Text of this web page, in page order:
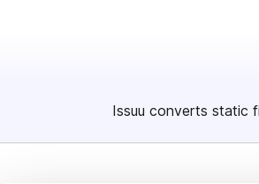
Issuu converts static